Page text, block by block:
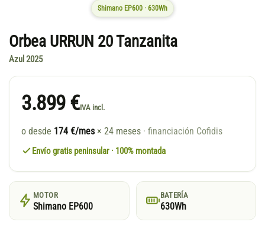
Shimano EP600 · 630Wh
Orbea URRUN 20 Tanzanita
Azul 2025
3.899 €IVA incl.
o desde 174 €/mes × 24 meses · financiación Cofidis
Envío gratis peninsular · 100% montada
MOTOR
Shimano EP600
BATERÍA
630Wh